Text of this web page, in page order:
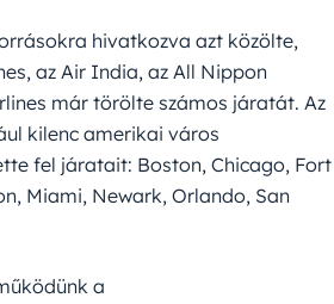
hivatkozva azt közölte,
az Air India, az All Nippon
már törölte számos járatát. Az
kilenc amerikai város
fel járatait: Boston, Chicago, Fort
Miami, Newark, Orlando, San
a